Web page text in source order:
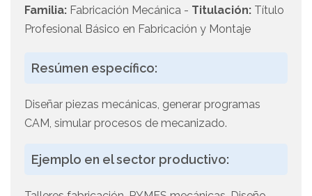
Familia: Fabricación Mecánica - Titulación: Título
Profesional Básico en Fabricación y Montaje
Resúmen específico:
Diseñar piezas mecánicas, generar programas
CAM, simular procesos de mecanizado.
Ejemplo en el sector productivo: